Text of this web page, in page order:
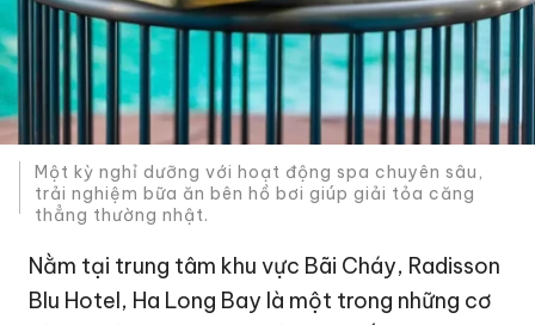
Một kỳ nghỉ dưỡng với hoạt động spa chuyên sâu,
trải nghiệm bữa ăn bên hồ bơi giúp giải tỏa căng
thẳng thường nhật.
Nằm tại trung tâm khu vực Bãi Cháy, Radisson
Blu Hotel, Ha Long Bay là một trong những cơ